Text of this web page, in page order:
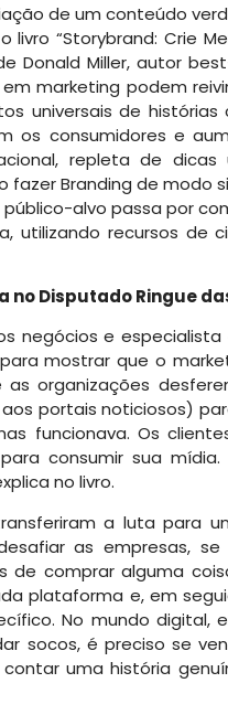
de um conteúdo
“Storybrand: Crie
Donald Miller, autor
marketing podem
universais de histórias
os consumidores e
repleta de dicas
Branding de modo
alvo passa por
utilizando recursos de
Disputado Ringue
negócios e
mostrar que o
organizações
portais noticiosos)
funcionava. Os
consumir sua mídia.
no livro.
a luta para
as empresas,
de comprar alguma
plataforma e, em
No mundo digital,
socos, é preciso se
uma história